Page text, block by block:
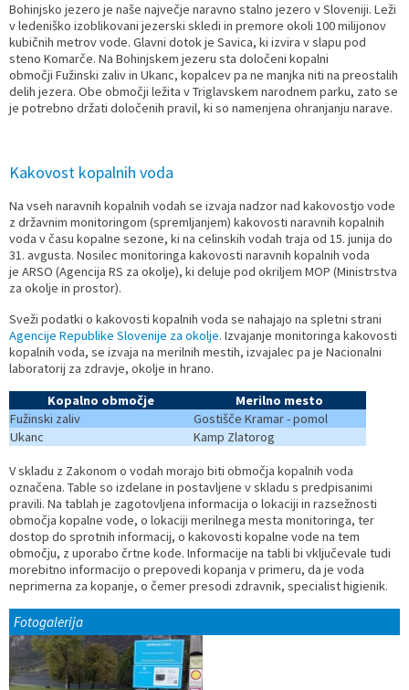
Bohinjsko jezero je naše največje naravno stalno jezero v Sloveniji. Leži
v ledeniško izoblikovani jezerski skledi in premore okoli 100 milijonov
kubičnih metrov vode. Glavni dotok je Savica, ki izvira v slapu pod
steno Komarče. Na Bohinjskem jezeru sta določeni kopalni
območji Fužinski zaliv in Ukanc, kopalcev pa ne manjka niti na preostalih
delih jezera. Obe območji ležita v Triglavskem narodnem parku, zato se
je potrebno držati določenih pravil, ki so namenjena ohranjanju narave.
Kakovost kopalnih voda
Na vseh naravnih kopalnih vodah se izvaja nadzor nad kakovostjo vode
z državnim monitoringom (spremljanjem) kakovosti naravnih kopalnih
voda v času kopalne sezone, ki na celinskih vodah traja od 15. junija do
31. avgusta. Nosilec monitoringa kakovosti naravnih kopalnih voda
je ARSO (Agencija RS za okolje), ki deluje pod okriljem MOP (Ministrstva
za okolje in prostor).
Sveži podatki o kakovosti kopalnih voda se nahajajo na spletni strani
Agencije Republike Slovenije za okolje. Izvajanje monitoringa kakovosti
kopalnih voda, se izvaja na merilnih mestih, izvajalec pa je Nacionalni
laboratorij za zdravje, okolje in hrano.
Kopalno območje
Merilno mesto
Fužinski zaliv
Gostišče Kramar - pomol
Ukanc
Kamp Zlatorog
V skladu z Zakonom o vodah morajo biti območja kopalnih voda
označena. Table so izdelane in postavljene v skladu s predpisanimi
pravili. Na tablah je zagotovljena informacija o lokaciji in razsežnosti
območja kopalne vode, o lokaciji merilnega mesta monitoringa, ter
dostop do sprotnih informacij, o kakovosti kopalne vode na tem
območju, z uporabo črtne kode. Informacije na tabli bi vključevale tudi
morebitno informacijo o prepovedi kopanja v primeru, da je voda
neprimerna za kopanje, o čemer presodi zdravnik, specialist higienik.
Fotogalerija